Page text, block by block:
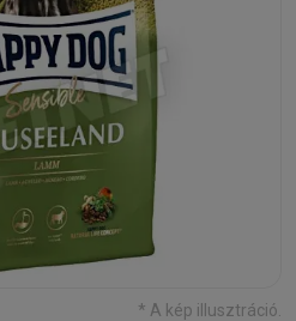
* A kép illusztráció.